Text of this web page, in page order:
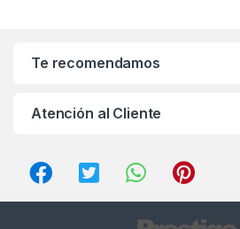
Te recomendamos
Atención al Cliente